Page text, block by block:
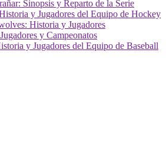
Sinopsis y Reparto de la Serie
y Jugadores del Equipo de Hockey
Historia y Jugadores
y Campeonatos
y Jugadores del Equipo de Baseball